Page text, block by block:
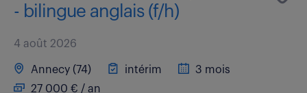
- bilingue anglais (f/h)
4 août 2026
Annecy (74) intérim
3 mois
27 000 € / an